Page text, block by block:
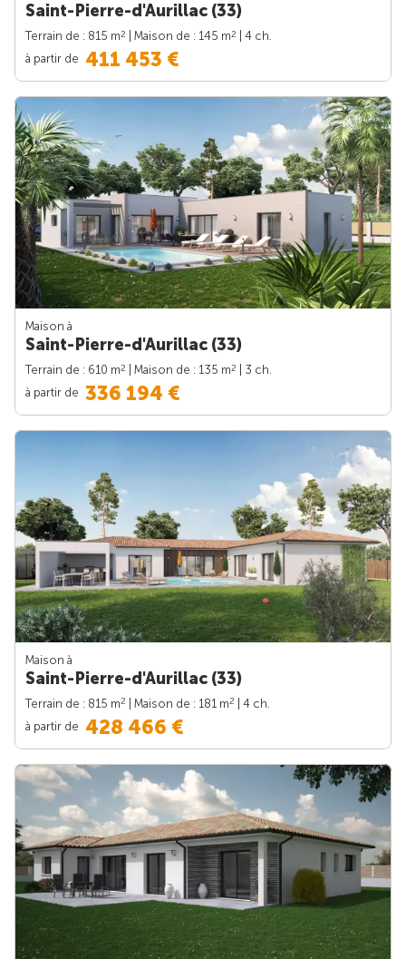
Saint-Pierre-d'Aurillac (33)
Terrain de : 815 m2 | Maison de : 145 m2
| 4 ch.
à partir de 411 453 €
Maison à
Saint-Pierre-d'Aurillac (33)
Terrain de : 610 m2 | Maison de : 135 m2
| 3 ch.
à partir de 336 194 €
Maison à
Saint-Pierre-d'Aurillac (33)
Terrain de : 815 m2 | Maison de : 181 m2
| 4 ch.
à partir de 428 466 €